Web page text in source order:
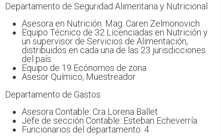
Programas
ATD
Documentos
CFP
Noticias
Departamento de Seguridad Alimentaria y Nutricional
Asesora en Nutrición: Mag. Caren Zelmonovich
Equipo Técnico de 32 Licenciadas en Nutrición y
un supervisor de Servicios de Alimentación,
distribuidos en cada una de las 23 jurisdicciones
del país
Equipo de 19 Ecónomos de zona
Asesor Químico, Muestreador
Departamento de Gastos
Asesora Contable: Cra Lorena Ballet
Jefe de sección Contable: Esteban Echeverría
Funcionarios del departamento: 4